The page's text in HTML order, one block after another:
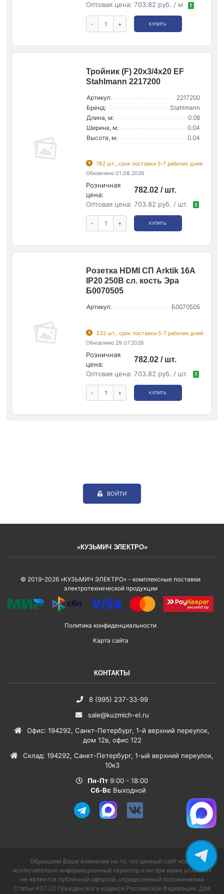
Оптовая цена: 703.82 руб. / м !
- + КУПИТЬ
Тройник (F) 20х3/4х20 EF
Stahlmann 2217200
Артикул:
2217200
Бренд:
Stahlmann
Длина, м:
0.08
Ширина, м:
0.04
Высота, м:
0.04
782 шт., срок поставки 5-7 рабочих дней
Обновлено 01.08.2026
Розничная
цена:
782.02 / шт.
Оптовая цена: 703.82 руб. / шт. !
- + КУПИТЬ
Розетка HDMI СП Arktik 16А
IP20 250В сл. кость Эра
Б0070505
Артикул: Б0070505
332 шт., срок поставки 5-7 рабочих дней
Обновлено 29.07.2026
Розничная
цена:
782.02 / шт.
Оптовая цена: 703.82 руб. / шт. !
- + КУПИТЬ
ВОЙТИ
«КУЗЬМИЧ ЭЛЕКТРО»
© 2019–2026 «КУЗЬМИЧ ЭЛЕКТРО» - комплексные поставки
электротехнической продукции
Политика конфиденциальности
Карта сайта
КОНТАКТЫ
8 (995) 237-33-99
sale@kuzmich-el.ru
Офис: 194292, Санкт-Петербург, 1-й верхний переулок,
дом 12в, офис 122
Склад: 194292, Санкт-Петербург, 1-ый верхний переулок,
10к3
Пн-Пт 9:00 - 18:00
Сб-Вс Выходной
Обращаем Ваше внимание на то, что данный сайт носит
исключительно информационный характер и ни при каких условиях
не является публичной офертой, определяемой положениями
Статьи 437 (2) Гражданского кодекса Российской Федерации. Для